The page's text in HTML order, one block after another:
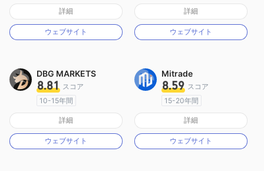
オーストラリア規制
マーケットメイキングライセンス（MM）
MT4フルライセンス
詳細
ウェブサイト
オーストラリア規制
マーケットメイキングライセンス（MM）
MT4フルライセンス
詳細
ウェブサイト
DBG MARKETS
8.81 スコア
10-15年間
オーストラリア規制
マーケットメイキングライセンス（MM）
MT4フルライセンス
詳細
ウェブサイト
Mitrade
8.59 スコア
15-20年間
オーストラリア規制
マーケットメイキングライセンス（MM）
自社開発
詳細
ウェブサイト